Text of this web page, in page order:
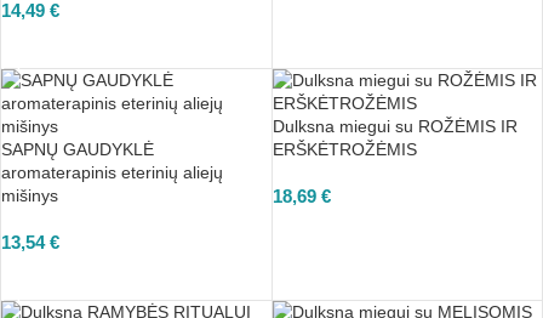
14,49 €
SAPNŲ GAUDYKLĖ
aromaterapinis eterinių aliejų
mišinys
13,54€
Dulksna miegui su ROŽĖMIS IR
ERŠKĖTROŽĖMIS
18,69 €